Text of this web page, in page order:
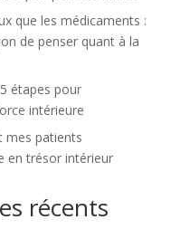
que les médicaments :
de penser quant à la
étapes pour
intérieure
mes patients
en trésor intérieur
récents